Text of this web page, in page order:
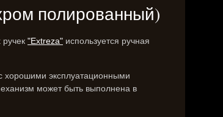
полированный)
"Extreza" используется ручная
хорошими эксплуатационными
может быть выполнена в